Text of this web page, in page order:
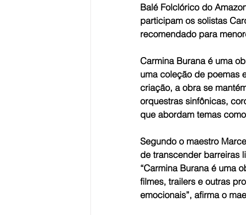
Balé Folclórico do
participam os solistas
recomendado para
Carmina Burana é uma
uma coleção de poemas
criação, a obra se
orquestras sinfônicas,
que abordam temas
Segundo o maestro
de transcender barreiras
“Carmina Burana é uma
filmes, trailers e outras
emocionais”, afirma o